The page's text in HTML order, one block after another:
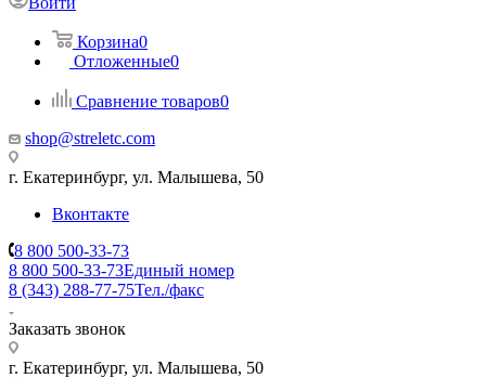
Корзина0
Отложенные0
Сравнение товаров0
shop@streletc.com
г. Екатеринбург, ул. Малышева, 50
Вконтакте
8 800 500-33-73
8 800 500-33-73Единый номер
8 (343) 288-77-75Тел./факс
Заказать звонок
г. Екатеринбург, ул. Малышева, 50